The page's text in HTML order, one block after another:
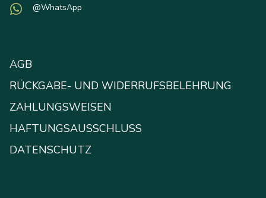
@WhatsApp
AGB
RÜCKGABE- UND WIDERRUFSBELEHRUNG
ZAHLUNGSWEISEN
HAFTUNGSAUSSCHLUSS
DATENSCHUTZ